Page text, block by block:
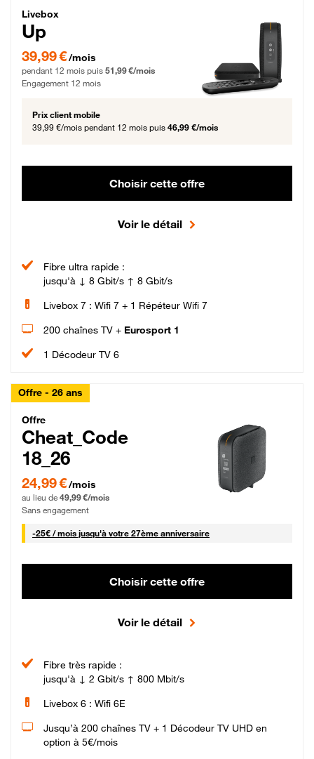
Livebox Up Fibre
Livebox
Up
39,99 € par mois pendant 12 mois puis 51,99 € par mois, Engagement 12 mois
39,99 €/mois
pendant 12 mois puis 51,99 €/mois
Engagement 12 mois
Prix client mobile
39,99 €/mois pendant 12 mois puis 46,99 €/mois
Choisir cette offre
Voir le détail
Fibre ultra rapide :
jusqu'à ↓ 8 Gbit/s ↑ 8 Gbit/s
Livebox 7 : Wifi 7 + 1 Répéteur Wifi 7
200 chaînes TV + Eurosport 1
1 Décodeur TV 6
Offre - 26 ans
Cheat_Code Fibre_18_26
Offre
Cheat_Code
18_26
24,99 € par mois pendant 0 mois puis 49,99 € par mois, Sans engagement
24,99 €/mois
au lieu de 49,99 €/mois
Sans engagement
-25€ / mois25 € par mois
jusqu'à votre 27ème anniversaire
Choisir cette offre
Voir le détail
Fibre très rapide :
jusqu'à ↓ 2 Gbit/s ↑ 800 Mbit/s
Livebox 6 : Wifi 6E
Jusqu’à 200 chaînes TV + 1 Décodeur TV UHD en
option à 5€/mois